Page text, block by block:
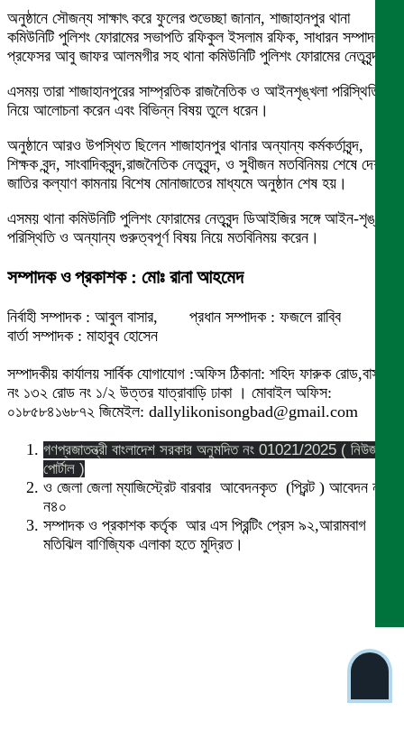
অনুষ্ঠানে সৌজন্য সাক্ষাৎ করে ফুলের শুভেচ্ছা জানান, শাজাহানপুর থানা
কমিউনিটি পুলিশং ফোরামের সভাপতি রফিকুল ইসলাম রফিক, সাধারন সম্পাদক
প্রফেসর আবু জাফর আলমগীর সহ থানা কমিউনিটি পুলিশং ফোরামের নেতৃবৃন্দ।
এসময় তারা শাজাহানপুরের সাম্প্রতিক রাজনৈতিক ও আইনশৃঙ্খলা পরিস্থিতি
নিয়ে আলোচনা করেন এবং বিভিন্ন বিষয় তুলে ধরেন।
অনুষ্ঠানে আরও উপস্থিত ছিলেন শাজাহানপুর থানার অন্যান্য কর্মকর্তাবৃন্দ,
শিক্ষক বৃন্দ, সাংবাদিকবৃন্দ,রাজনৈতিক নেতৃবৃন্দ, ও সুধীজন মতবিনিময় শেষে দেশ ও
জাতির কল্যাণ কামনায় বিশেষ মোনাজাতের মাধ্যমে অনুষ্ঠান শেষ হয়।
এসময় থানা কমিউনিটি পুলিশং ফোরামের নেতৃবৃন্দ ডিআইজির সঙ্গে আইন-শৃঙ্খলা
পরিস্থিতি ও অন্যান্য গুরুত্বপূর্ণ বিষয় নিয়ে মতবিনিময় করেন।
সম্পাদক ও প্রকাশক : মোঃ রানা আহমেদ
নির্বাহী সম্পাদক : আবুল বাসার, প্রধান সম্পাদক : ফজলে রাব্বি
বার্তা সম্পাদক : মাহাবুব হোসেন
সম্পাদকীয় কার্যালয় সার্বিক যোগাযোগ :অফিস ঠিকানা: শহিদ ফারুক রোড,বাসা
নং ১৩২ রোড নং ১/২ উত্তর যাত্রাবাড়ি ঢাকা । মোবাইল অফিস:
০১৮৫৮৪১৬৮৭২ জিমেইল: dallylikonisongbad@gmail.com
গণপ্রজাতন্ত্রী বাংলাদেশ সরকার অনুমদিত নং 01021/2025 ( নিউজ
পোর্টাল )
ও জেলা জেলা ম্যাজিস্ট্রেট বারবার আবেদনকৃত (প্রিন্ট ) আবেদন নং
ন৪০
সম্পাদক ও প্রকাশক কর্তৃক আর এস প্রিন্টিং প্রেস ৯২,আরামবাগ
মতিঝিল বাণিজ্যিক এলাকা হতে মুদ্রিত।